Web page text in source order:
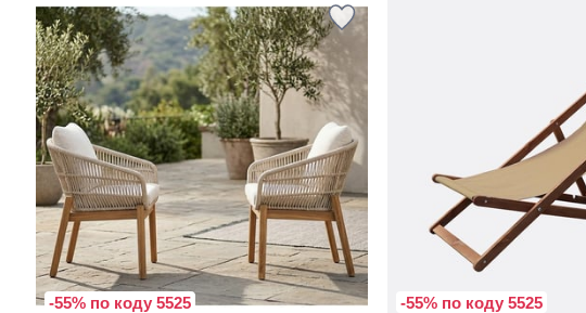
-55% по коду 5525 -55% по коду 5525